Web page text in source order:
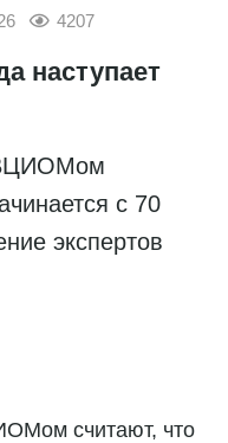
4207
наступает
с 70
экспертов
считают, что